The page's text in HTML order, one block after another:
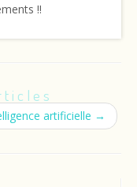
!!
artificielle →